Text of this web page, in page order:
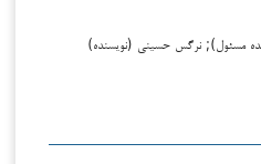
مسئول); نرگس حسینی (نویسنده)